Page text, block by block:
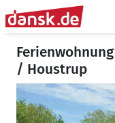
/ Houstrup